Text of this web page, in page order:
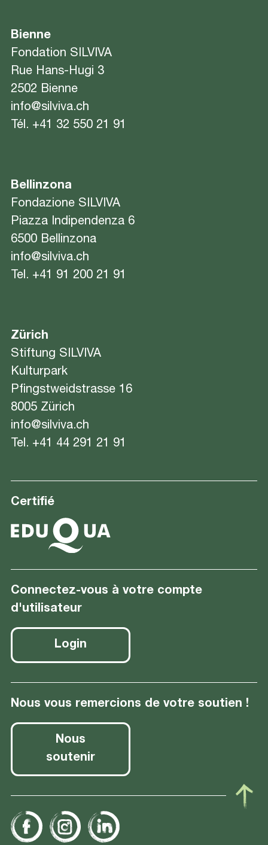
Bienne
Fondation SILVIVA
Rue Hans-Hugi 3
2502 Bienne
info@silviva.ch
Tél. +41 32 550 21 91
Bellinzona
Fondazione SILVIVA
Piazza Indipendenza 6
6500 Bellinzona
info@silviva.ch
Tel. +41 91 200 21 91
Zürich
Stiftung SILVIVA
Kulturpark
Pfingstweidstrasse 16
8005 Zürich
info@silviva.ch
Tel. +41 44 291 21 91
Certifié
Connectez-vous à votre compte
d'utilisateur
Login
Nous vous remercions de votre soutien !
Nous
soutenir